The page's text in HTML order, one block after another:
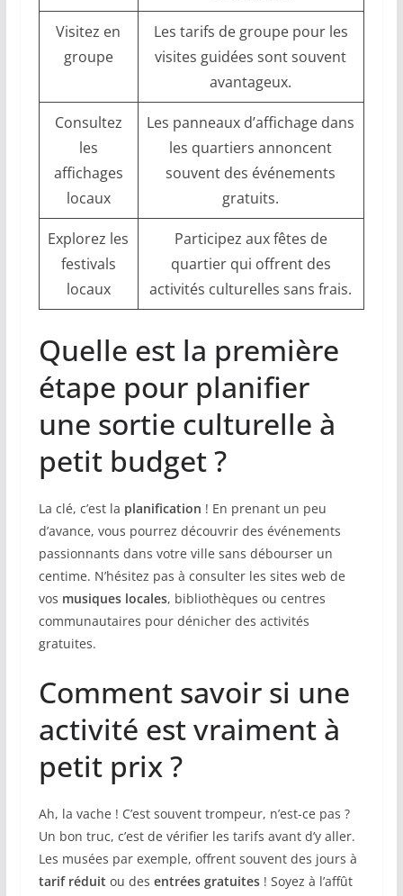
Visitez en
groupe
Les tarifs de groupe pour les
visites guidées sont souvent
avantageux.
Consultez
les
affichages
locaux
Les panneaux d’affichage dans
les quartiers annoncent
souvent des événements
gratuits.
Explorez les
festivals
locaux
Participez aux fêtes de
quartier qui offrent des
activités culturelles sans frais.
Quelle est la première
étape pour planifier
une sortie culturelle à
petit budget ?
La clé, c’est la planification ! En prenant un peu
d’avance, vous pourrez découvrir des événements
passionnants dans votre ville sans débourser un
centime. N’hésitez pas à consulter les sites web de
vos musiques locales, bibliothèques ou centres
communautaires pour dénicher des activités
gratuites.
Comment savoir si une
activité est vraiment à
petit prix ?
Ah, la vache ! C’est souvent trompeur, n’est-ce pas ?
Un bon truc, c’est de vérifier les tarifs avant d’y aller.
Les musées par exemple, offrent souvent des jours à
tarif réduit ou des entrées gratuites! Soyez à l’affût